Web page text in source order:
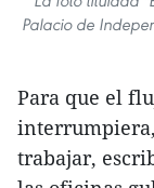
Palacio de
Para que el
trabajar,